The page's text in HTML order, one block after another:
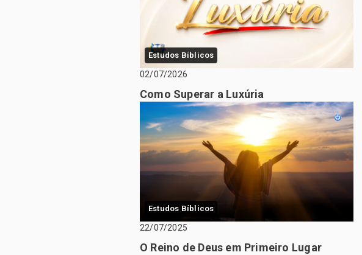
Estudos Bíblicos
02/07/2026
Como Superar a Luxúria
Estudos Bíblicos
22/07/2025
O Reino de Deus em Primeiro Lugar